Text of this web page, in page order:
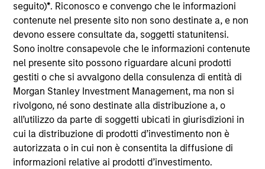
seguito)*. Riconosco e convengo che le informazioni
contenute nel presente sito non sono destinate a, e non
devono essere consultate da, soggetti statunitensi.
Sono inoltre consapevole che le informazioni contenute
nel presente sito possono riguardare alcuni prodotti
gestiti o che si avvalgono della consulenza di entità di
Morgan Stanley Investment Management, ma non si
rivolgono, né sono destinate alla distribuzione a, o
all’utilizzo da parte di soggetti ubicati in giurisdizioni in
cui la distribuzione di prodotti d’investimento non è
autorizzata o in cui non è consentita la diffusione di
informazioni relative ai prodotti d’investimento.
Josephine Scesney is a Managing Director of
Morgan Stanley and Global Head of Finance &
Operations for MSREI. In this role she oversees
finance, operations, data strategy, reporting,
portfolio management, risk and legal/regulatory
activities across MSREI. Josephine has over 35
years of industry experience. Prior to joining
Morgan Stanley, Josephine held senior leadership
positions at Goldman Sachs, AllianceBernstein and
Cadre, where she was instrumental in the buildout
of the operations for their real estate investing